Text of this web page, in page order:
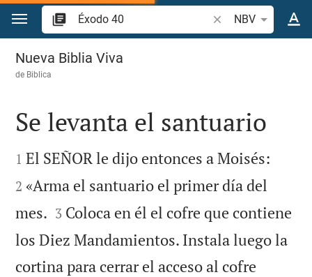
Ir a un contenido
Buscar versículo
NBV
Éxodo 40
Nueva Biblia Viva
de Biblica

Se levanta el santuario

1 El SEÑOR le dijo entonces a Moisés:
2 «Arma el santuario el primer día del
mes. 

3 Coloca en él el cofre que contiene
los Diez Mandamientos. Instala luego la
cortina para cerrar el acceso al cofre